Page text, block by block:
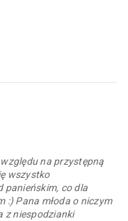
na przystępną
wszystko
panieńskim, co dla
:) Pana młoda o niczym
z niespodzianki